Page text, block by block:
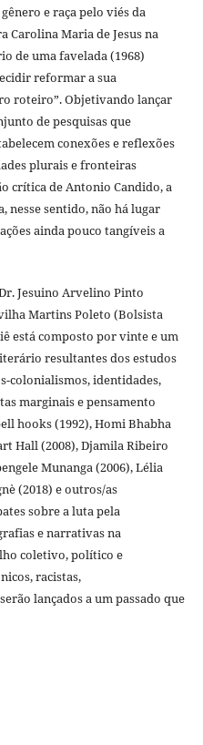
e raça pelo viés da
Carolina Maria de Jesus na
de uma favelada (1968)
reformar a sua
roteiro”. Objetivando lançar
de pesquisas que
conexões e reflexões
plurais e fronteiras
crítica de Antonio Candido, a
nesse sentido, não há lugar
ainda pouco tangíveis a
Jesuino Arvelino Pinto
Martins Poleto (Bolsista
está composto por vinte e um
resultantes dos estudos
colonialismos, identidades,
marginais e pensamento
hooks (1992), Homi Bhabha
Hall (2008), Djamila Ribeiro
Munanga (2006), Lélia
(2018) e outros/as
sobre a luta pela
e narrativas na
coletivo, político e
racistas,
lançados a um passado que